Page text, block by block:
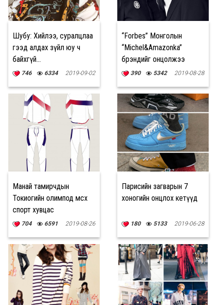
Шубу: Хийлээ, суралцлаа
гээд алдах зүйл юу ч
байхгүй...
746 6334 2019-09-02
“Forbes” Монголын
“Michel&Amazonka”
брэндийг онцолжээ
390 5342 2019-08-28
Манай тамирчдын
Токиогийн олимпод өмсөх
спорт хувцас
704 6591 2019-08-26
Парисийн загварын 7
хоногийн онцлох кетүүд
180 5133 2019-06-28